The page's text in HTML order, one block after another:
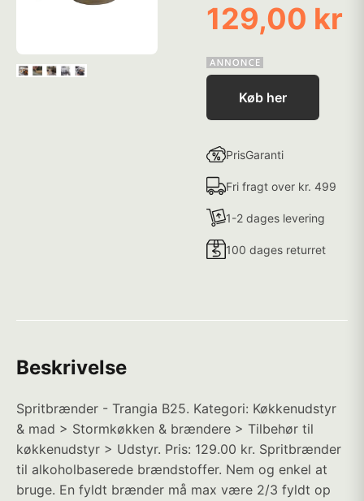
129,00 kr
Køb her
PrisGaranti
Fri fragt over kr. 499
1-2 dages levering
100 dages returret
Beskrivelse
Spritbrænder - Trangia B25. Kategori: Køkkenudstyr
& mad > Stormkøkken & brændere > Tilbehør til
køkkenudstyr > Udstyr. Pris: 129.00 kr. Spritbrænder
til alkoholbaserede brændstoffer. Nem og enkel at
bruge. En fyldt brænder må max være 2/3 fyldt op